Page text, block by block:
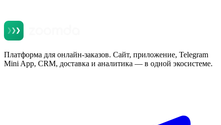
Платформа для онлайн-заказов. Сайт, приложение, Telegram
Mini App, CRM, доставка и аналитика — в одной экосистеме.